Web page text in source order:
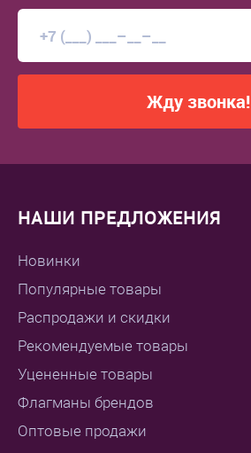
Жду звонка!
НАШИ ПРЕДЛОЖЕНИЯ
Новинки
Популярные товары
Распродажи и скидки
Рекомендуемые товары
Уцененные товары
Флагманы брендов
Оптовые продажи